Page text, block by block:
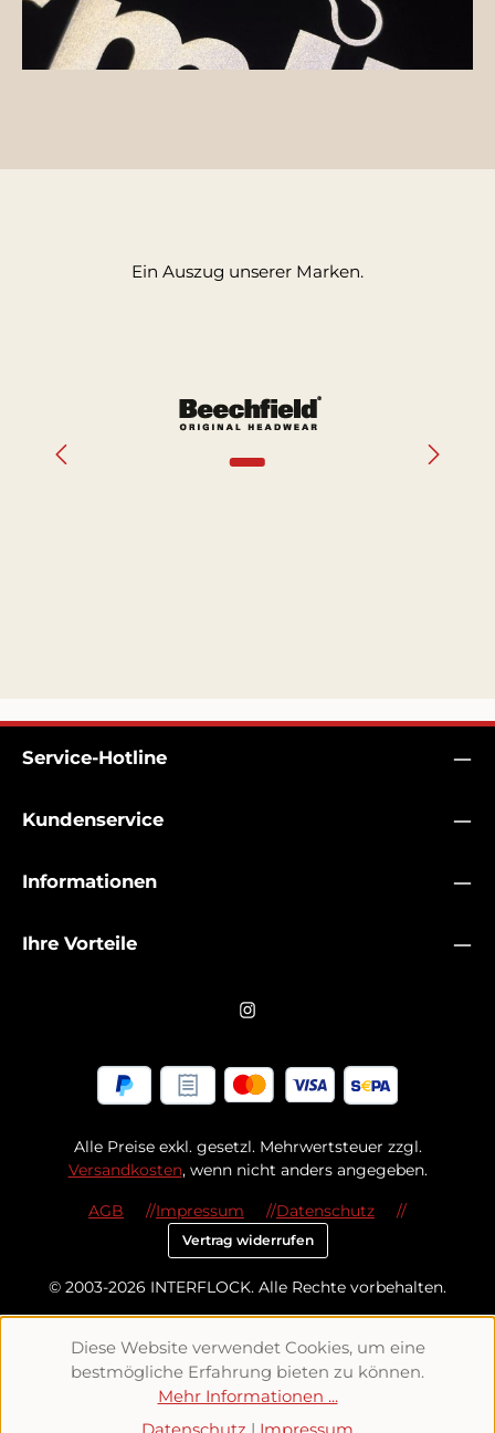
Ein Auszug unserer Marken.
Bildergalerie überspringen
Service-Hotline
Kundenservice
Informationen
Ihre Vorteile
Alle Preise exkl. gesetzl. Mehrwertsteuer zzgl.
Versandkosten, wenn nicht anders angegeben.
© 2003-2026 INTERFLOCK. Alle Rechte vorbehalten.
AGB Impressum Datenschutz
Vertrag widerrufen
Diese Website verwendet Cookies, um eine
bestmögliche Erfahrung bieten zu können.
Mehr Informationen ...